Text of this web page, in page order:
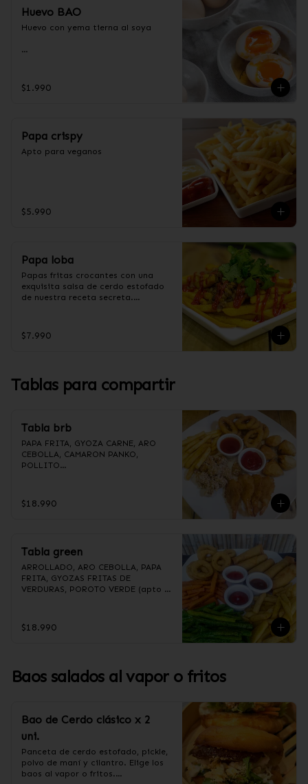
Huevo BAO
Huevo con yema tierna al soya
Huevos premium, jengibre, cebollín,
salsa de soya, ajo, agua, azúcar,
$1.990
Papa crispy
Apto para veganos
$5.990
Papa loba
Papas fritas crocantes con una
exquisita salsa de cerdo estofado
de nuestra receta secreta.
Ingredientes salsa Loba:
moreno, miel y condimento 5
sabores (naranja, canela, anís,
$7.990
Tablas para compartir
Tabla brb
PAPA FRITA, GYOZA CARNE, ARO
CEBOLLA, CAMARON PANKO,
POLLITO
que indica en esta descripción.)
$18.990
Tabla green
ARROLLADO, ARO CEBOLLA, PAPA
FRITA, GYOZAS FRITAS DE
VERDURAS, POROTO VERDE (apto
las opciones disponibles según lo
que indica en esta descripción.)
$18.990
Baos salados al vapor o fritos
Bao de Cerdo clásico x 2
uni.
Panceta de cerdo estofado, pickle,
polvo de maní y cilantro. Elige los
baos al vapor o fritos.